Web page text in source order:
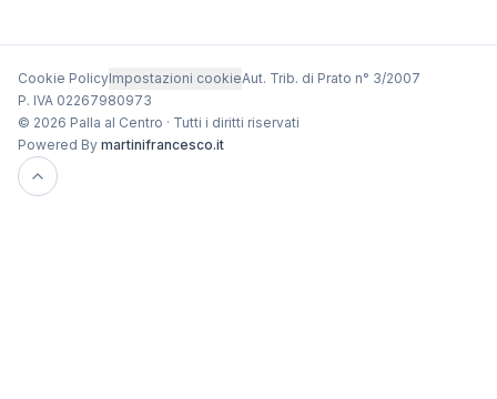
Cookie PolicyImpostazioni cookieAut. Trib. di Prato n° 3/2007
P. IVA 02267980973
© 2026 Palla al Centro · Tutti i diritti riservati
Powered By martinifrancesco.it